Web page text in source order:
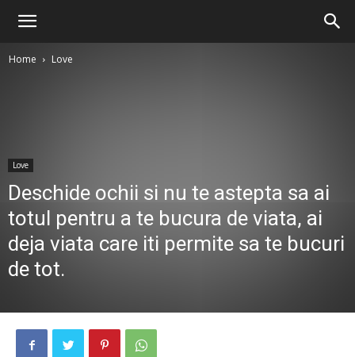
Home Love
Love
Deschide ochii si nu te astepta sa ai
totul pentru a te bucura de viata, ai
deja viata care iti permite sa te bucuri
de tot.